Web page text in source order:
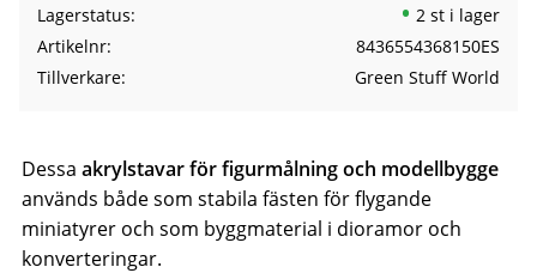
Lagerstatus
2 st i lager
Artikelnr
8436554368150ES
Tillverkare
Green Stuff World
Dessa akrylstavar för figurmålning och modellbygge
används både som stabila fästen för flygande
miniatyrer och som byggmaterial i dioramor och
konverteringar.